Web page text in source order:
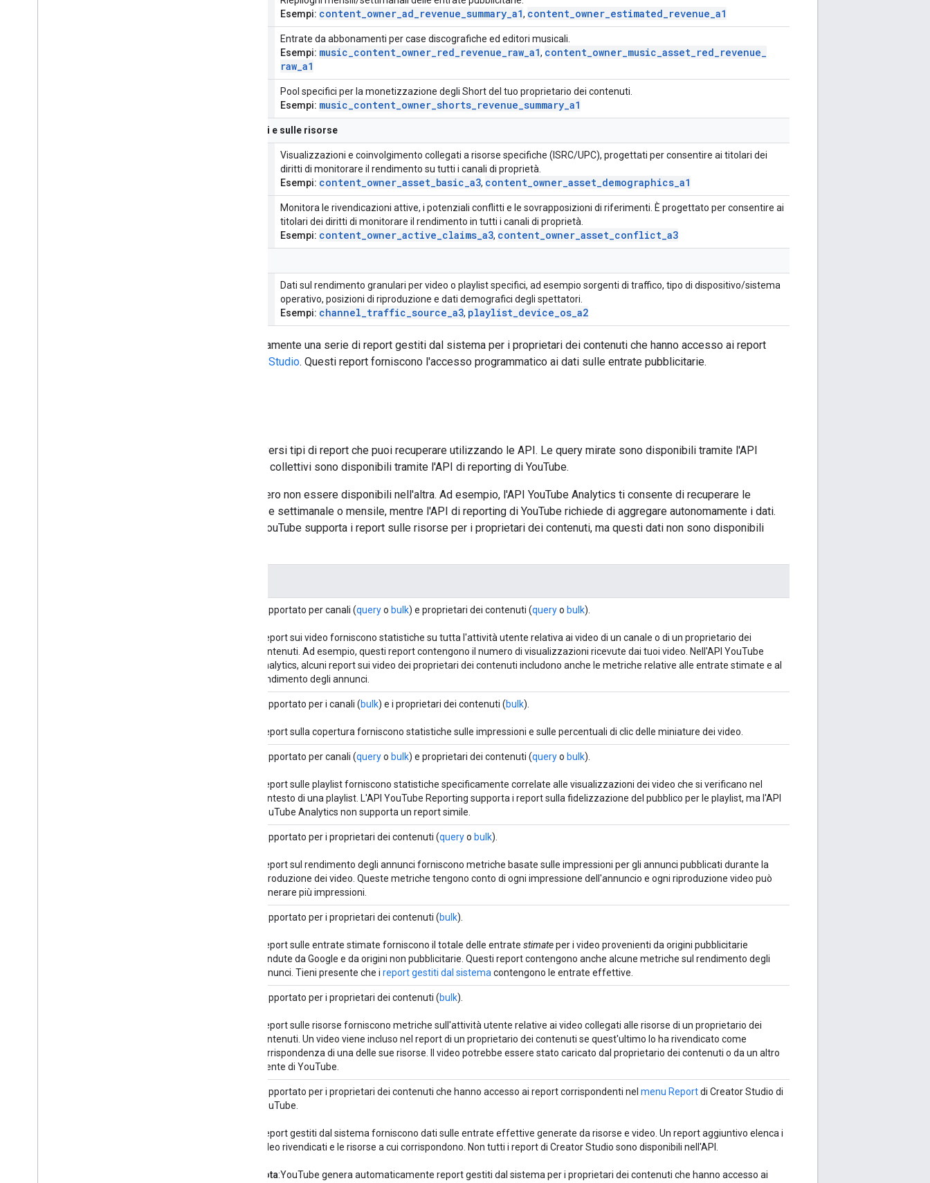
Esempi: content_owner_ad_revenue_summary_a1, content_owner_estimated_revenue_a1
Entrate da abbonamenti per case discografiche ed editori musicali.
Esempi: music_content_owner_red_revenue_raw_a1, content_owner_music_asset_red_revenue_
raw_a1
Pool specifici per la monetizzazione degli Short del tuo proprietario dei contenuti.
Esempi: music_content_owner_shorts_revenue_summary_a1
Report sui proprietari dei contenuti e sulle risorse
Visualizzazioni e coinvolgimento collegati a risorse specifiche (ISRC/UPC), progettati per consentire ai titolari dei
diritti di monitorare il rendimento su tutti i canali di proprietà.
Esempi: content_owner_asset_basic_a3, content_owner_asset_demographics_a1
Monitora le rivendicazioni attive, i potenziali conflitti e le sovrapposizioni di riferimenti. È progettato per consentire ai
titolari dei diritti di monitorare il rendimento in tutti i canali di proprietà.
Esempi: content_owner_active_claims_a3, content_owner_asset_conflict_a3
Dati sul rendimento granulari per video o playlist specifici, ad esempio sorgenti di traffico, tipo di dispositivo/sistema
operativo, posizioni di riproduzione e dati demografici degli spettatori.
Esempi: channel_traffic_source_a3, playlist_device_os_a2
Inoltre, YouTube genera automaticamente una serie di report gestiti dal sistema per i proprietari dei contenuti che hanno accesso ai report
YouTube Creator Studio. Questi report forniscono l'accesso programmatico ai dati sulle entrate pubblicitarie.
La tabella seguente identifica i diversi tipi di report che puoi recuperare utilizzando le API. Le query mirate sono disponibili tramite l'API
YouTube Analytics, mentre i report collettivi sono disponibili tramite l'API di reporting di YouTube.
I dati disponibili in un'API potrebbero non essere disponibili nell'altra. Ad esempio, l'API YouTube Analytics ti consente di recuperare le
metriche sull'attività utente su base settimanale o mensile, mentre l'API di reporting di YouTube richiede di aggregare autonomamente i dati.
D'altra parte, l'API di reporting di YouTube supporta i report sulle risorse per i proprietari dei contenuti, ma questi dati non sono disponibili
Supportato per canali (queryo bulk) e proprietari dei contenuti (queryo bulk).
I report sui video forniscono statistiche su tutta l'attività utente relativa ai video di un canale o di un proprietario dei
contenuti. Ad esempio, questi report contengono il numero di visualizzazioni ricevute dai tuoi video. Nell'API YouTube
Analytics, alcuni report sui video dei proprietari dei contenuti includono anche le metriche relative alle entrate stimate e al
rendimento degli annunci.
Supportato per i canali (bulk) e i proprietari dei contenuti (bulk).
I report sulla copertura forniscono statistiche sulle impressioni e sulle percentuali di clic delle miniature dei video.
Supportato per canali (queryo bulk) e proprietari dei contenuti (queryo bulk).
I report sulle playlist forniscono statistiche specificamente correlate alle visualizzazioni dei video che si verificano nel
contesto di una playlist. L'API YouTube Reporting supporta i report sulla fidelizzazione del pubblico per le playlist, ma l'API
YouTube Analytics non supporta un report simile.
Supportato per i proprietari dei contenuti (queryo bulk).
I report sul rendimento degli annunci forniscono metriche basate sulle impressioni per gli annunci pubblicati durante la
riproduzione dei video. Queste metriche tengono conto di ogni impressione dell'annuncio e ogni riproduzione video può
generare più impressioni.
Supportato per i proprietari dei contenuti (bulk).
I report sulle entrate stimate forniscono il totale delle entrate stimateper i video provenienti da origini pubblicitarie
vendute da Google e da origini non pubblicitarie. Questi report contengono anche alcune metriche sul rendimento degli
annunci. Tieni presente che i report gestiti dal sistema contengono le entrate effettive.
Supportato per i proprietari dei contenuti (bulk).
I report sulle risorse forniscono metriche sull'attività utente relative ai video collegati alle risorse di un proprietario dei
contenuti. Un video viene incluso nel report di un proprietario dei contenuti se quest'ultimo lo ha rivendicato come
corrispondenza di una delle sue risorse. Il video potrebbe essere stato caricato dal proprietario dei contenuti o da un altro
utente di YouTube.
Supportato per i proprietari dei contenuti che hanno accesso ai report corrispondenti nel menu Reportdi Creator Studio di
YouTube.
I report gestiti dal sistema forniscono dati sulle entrate effettive generate da risorse e video. Un report aggiuntivo elenca i
video rivendicati e le risorse a cui corrispondono. Non tutti i report di Creator Studio sono disponibili nell'API.
Nota:YouTube genera automaticamente report gestiti dal sistema per i proprietari dei contenuti che hanno accesso ai